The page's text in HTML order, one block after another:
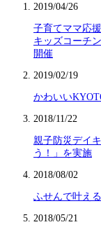
2019/04/26
子育てママ応
キッズコーチ
開催
2019/02/19
かわいい
2018/11/22
親子防災デイ
う！」を実施
2018/08/02
ふせんで叶え
2018/05/21